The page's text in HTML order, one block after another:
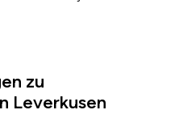
zu
Leverkusen